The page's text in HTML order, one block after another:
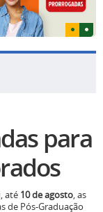
para
até 10 de agosto, as
de Pós-Graduação